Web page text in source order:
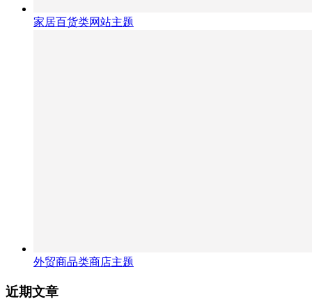
家居百货类网站主题
外贸商品类商店主题
近期文章